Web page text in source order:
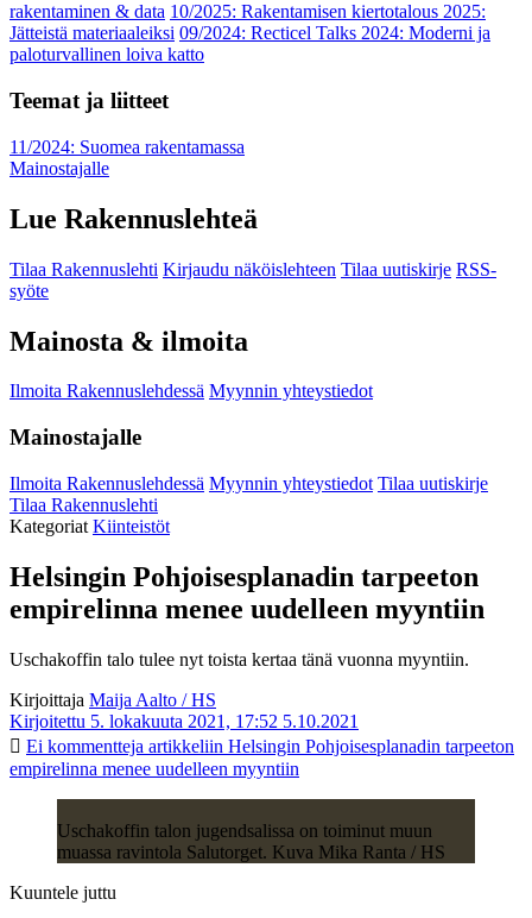
rakentaminen & data 10/2025: Rakentamisen kiertotalous 2025:
Jätteistä materiaaleiksi 09/2024: Recticel Talks 2024: Moderni ja
paloturvallinen loiva katto
Teemat ja liitteet
11/2024: Suomea rakentamassa
Mainostajalle
Lue Rakennuslehteä
Tilaa Rakennuslehti Kirjaudu näköislehteen Tilaa uutiskirje RSS-
syöte
Mainosta & ilmoita
Ilmoita Rakennuslehdessä Myynnin yhteystiedot
Mainostajalle
Ilmoita Rakennuslehdessä Myynnin yhteystiedot Tilaa uutiskirje
Tilaa Rakennuslehti
Kategoriat Kiinteistöt
Helsingin Pohjoisesplanadin tarpeeton
empirelinna menee uudelleen myyntiin
Uschakoffin talo tulee nyt toista kertaa tänä vuonna myyntiin.
Kirjoittaja Maija Aalto / HS
Kirjoitettu 5. lokakuuta 2021, 17:52 5.10.2021
Ei kommentteja artikkeliin Helsingin Pohjoisesplanadin tarpeeton
empirelinna menee uudelleen myyntiin
Uschakoffin talon jugendsalissa on toiminut muun
muassa ravintola Salutorget. Kuva Mika Ranta / HS
Kuuntele juttu